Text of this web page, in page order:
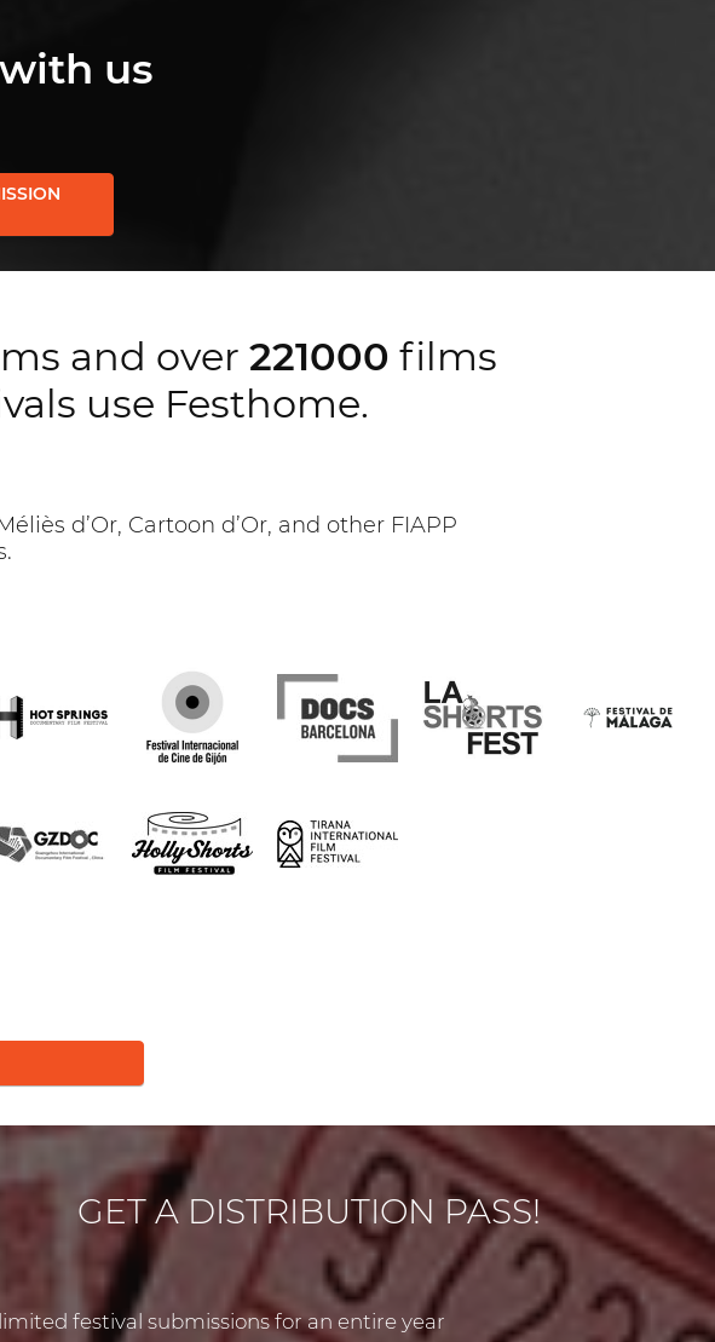
us
and over 221000 films
use Festhome.
d’Or, Cartoon d’Or, and other FIAPP
GET A DISTRIBUTION PASS!
festival submissions for an entire year